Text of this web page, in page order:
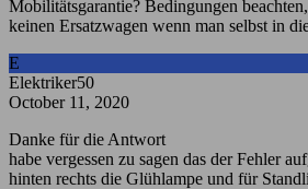
Mobilitätsgarantie? Bedingungen
keinen Ersatzwagen wenn man selbst in
E
Elektriker50
October 11, 2020
Danke für die Antwort
habe vergessen zu sagen das der Fehler
hinten rechts die Glühlampe und für